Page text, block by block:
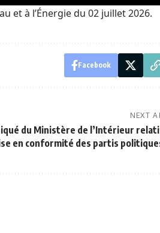
et à l’Énergie du 02 juillet 2026.
Facebook
NEXT
du Ministère de l’Intérieur
en conformité des partis